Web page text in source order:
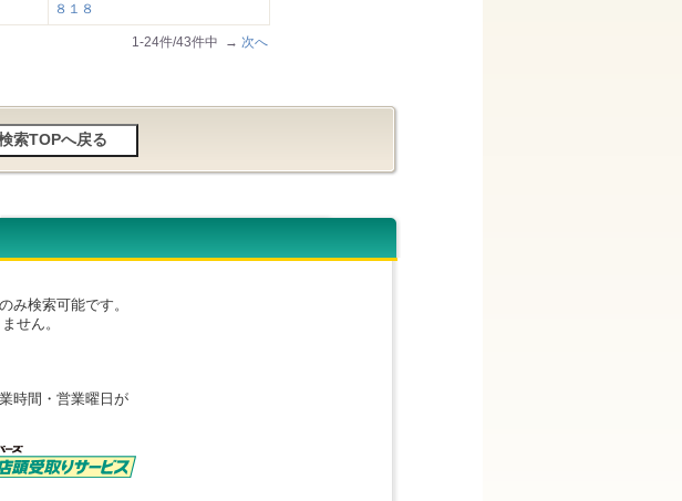
８１８
1-24件/43件中 → 次へ
み検索可能です。
せん。
時間・営業曜日が